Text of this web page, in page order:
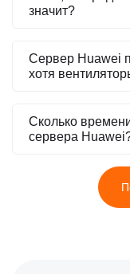
значит?
Сервер Huawei
хотя
Сколько
сервера